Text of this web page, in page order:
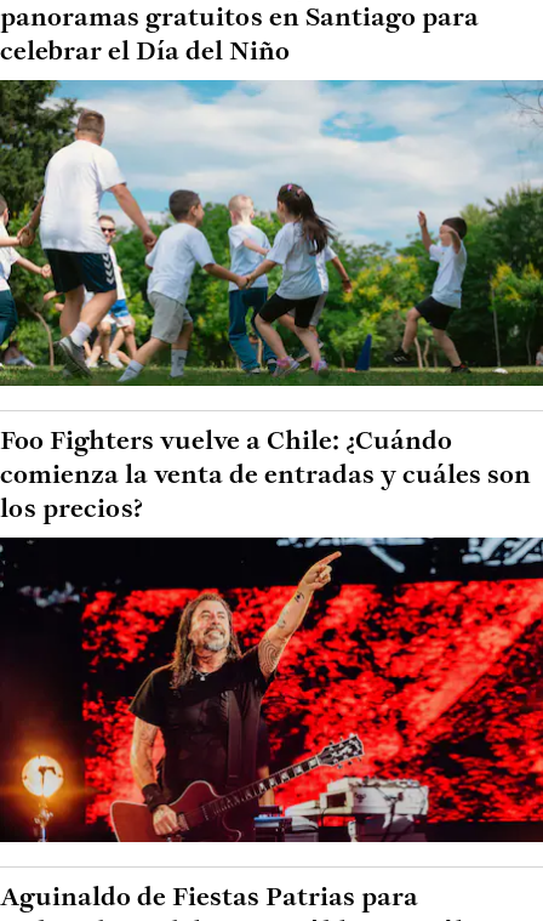
panoramas gratuitos en Santiago para
celebrar el Día del Niño
Foo Fighters vuelve a Chile: ¿Cuándo
comienza la venta de entradas y cuáles son
los precios?
Aguinaldo de Fiestas Patrias para